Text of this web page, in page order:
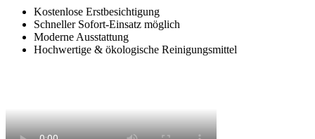
Kostenlose Erstbesichtigung
Schneller Sofort-Einsatz möglich
Moderne Ausstattung
Hochwertige & ökologische Reinigungsmittel